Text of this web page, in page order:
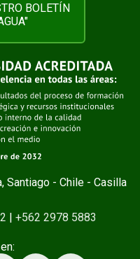
BOLETÍN
Santiago - Chile - Casilla
| +562 2978 5883